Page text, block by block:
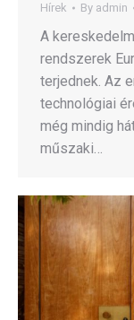
Hírek By admin
A
rendszerek
terjednek. Az
technológiai
még mindig
műszaki…